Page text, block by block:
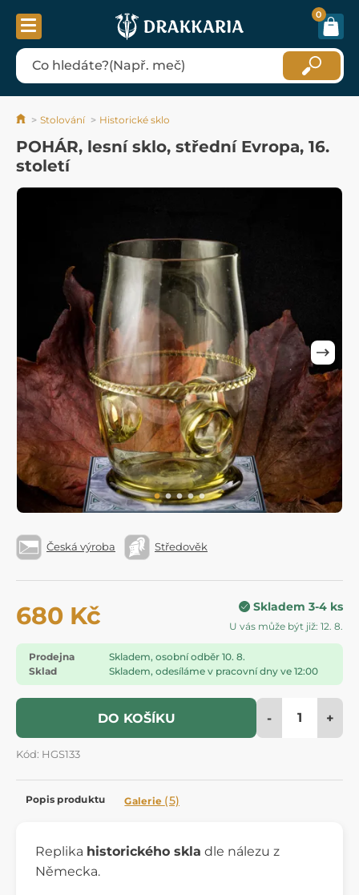
0
Stolování Historické sklo
POHÁR, lesní sklo, střední Evropa, 16.
století
Česká výroba Středověk
680 Kč Skladem 3-4 ks
U vás může být již: 12. 8.
Prodejna
Skladem, osobní odběr 10. 8.
Sklad
Skladem, odesíláme v pracovní dny ve 12:00
DO KOŠÍKU - +
Kód: HGS133
Popis produktu Galerie (5)
Replika historického skla dle nálezu z
Německa.